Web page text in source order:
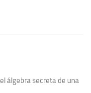
álgebra secreta de una